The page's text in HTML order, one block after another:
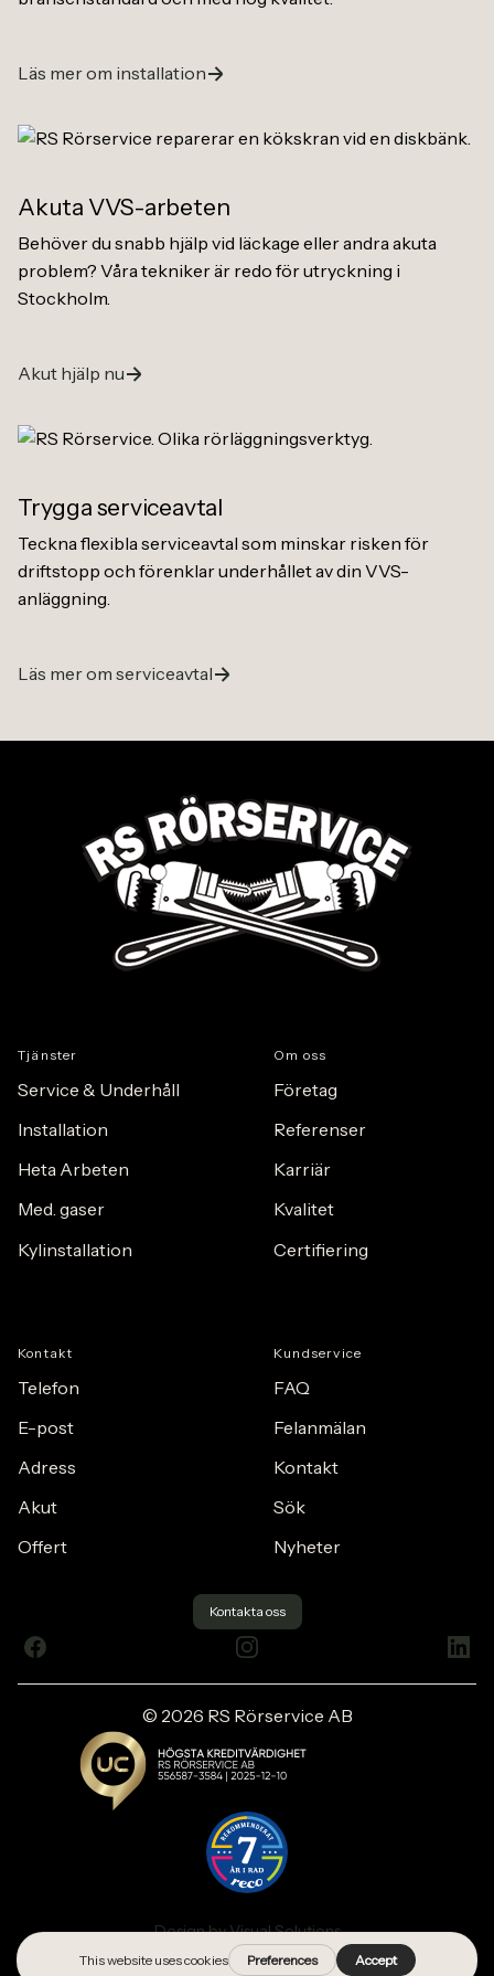
Läs mer om installation
Akuta VVS-arbeten
Behöver du snabb hjälp vid läckage eller andra akuta
problem? Våra tekniker är redo för utryckning i
Stockholm.
Akut hjälp nu
Trygga serviceavtal
Teckna flexibla serviceavtal som minskar risken för
driftstopp och förenklar underhållet av din VVS-
anläggning.
Läs mer om serviceavtal
Tj ä nster
Service & Underhåll
Installation
Heta Arbeten
Med. gaser
Kylinstallation
Om oss
Företag
Referenser
Karriär
Kvalitet
Certifiering
Kontakt
Telefon
E-post
Adress
Akut
Offert
Kundservice
FAQ
Felanmälan
Kontakt
Sök
Nyheter
Kontakta oss
Facebook Instagram
© 2026 RS Rörservice AB
Design by Visual Solutions